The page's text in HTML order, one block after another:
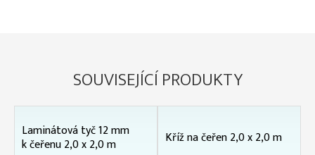
SOUVISEJÍCÍ PRODUKTY
Laminátová tyč 12 mm
k čeřenu 2,0 x 2,0 m Kříž na čeřen 2,0 x 2,0 m